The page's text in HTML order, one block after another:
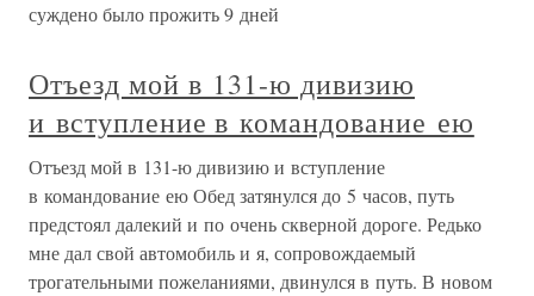
суждено было прожить 9 дней
Отъезд мой в 131-ю дивизию
и вступление в командование ею
Отъезд мой в 131-ю дивизию и вступление
в командование ею Обед затянулся до 5 часов, путь
предстоял далекий и по очень скверной дороге. Редько
мне дал свой автомобиль и я, сопровождаемый
трогательными пожеланиями, двинулся в путь. В новом